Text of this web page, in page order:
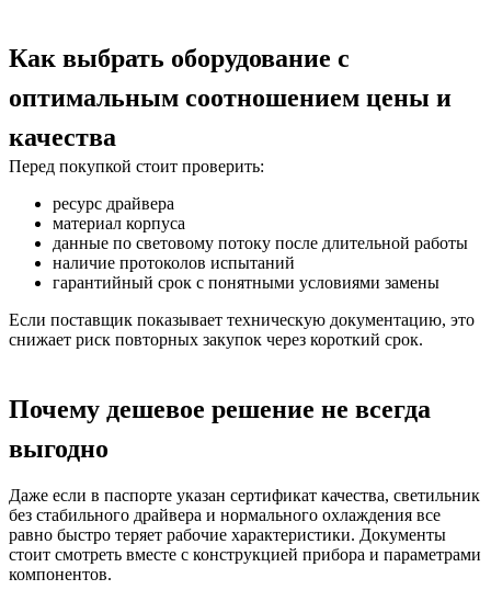
Как выбрать оборудование с
оптимальным соотношением цены и
качества
Перед покупкой стоит проверить:
ресурс драйвера
материал корпуса
данные по световому потоку после длительной работы
наличие протоколов испытаний
гарантийный срок с понятными условиями замены
Если поставщик показывает техническую документацию, это
снижает риск повторных закупок через короткий срок.
Почему дешевое решение не всегда
выгодно
Даже если в паспорте указан сертификат качества, светильник
без стабильного драйвера и нормального охлаждения все
равно быстро теряет рабочие характеристики. Документы
стоит смотреть вместе с конструкцией прибора и параметрами
компонентов.